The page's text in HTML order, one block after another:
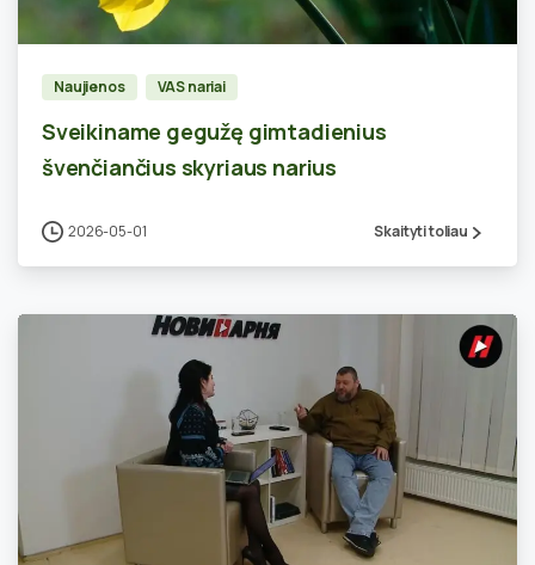
Naujienos VAS nariai
Sveikiname gegužę gimtadienius
švenčiančius skyriaus narius
2026-05-01 Skaityti toliau